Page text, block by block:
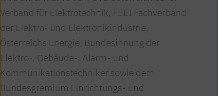
Verband für Elektrotechnik, FEEI Fachverband
der Elektro- und Elektronikindustrie,
Österreichs Energie, Bundesinnung der
Elektro-, Gebäude-, Alarm- und
Kommunikationstechniker sowie dem
Bundesgremium Einrichtungs- und